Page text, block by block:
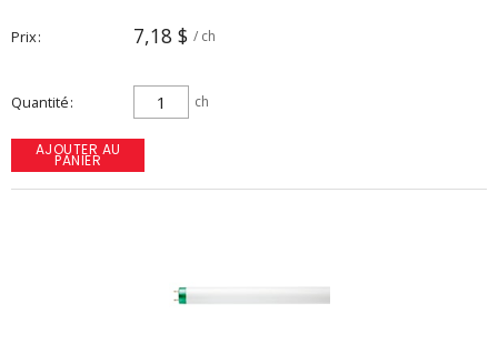
Prix 7,18 $ / ch
Quantité ch
AJOUTER AU
PANIER